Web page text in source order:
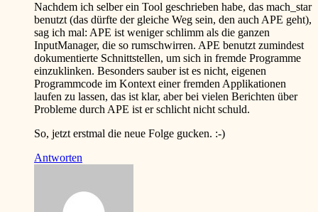
Nachdem ich selber ein Tool geschrieben habe, das mach_star
benutzt (das dürfte der gleiche Weg sein, den auch APE geht),
sag ich mal: APE ist weniger schlimm als die ganzen
InputManager, die so rumschwirren. APE benutzt zumindest
dokumentierte Schnittstellen, um sich in fremde Programme
einzuklinken. Besonders sauber ist es nicht, eigenen
Programmcode im Kontext einer fremden Applikationen
laufen zu lassen, das ist klar, aber bei vielen Berichten über
Probleme durch APE ist er schlicht nicht schuld.
So, jetzt erstmal die neue Folge gucken. :-)
Antworten